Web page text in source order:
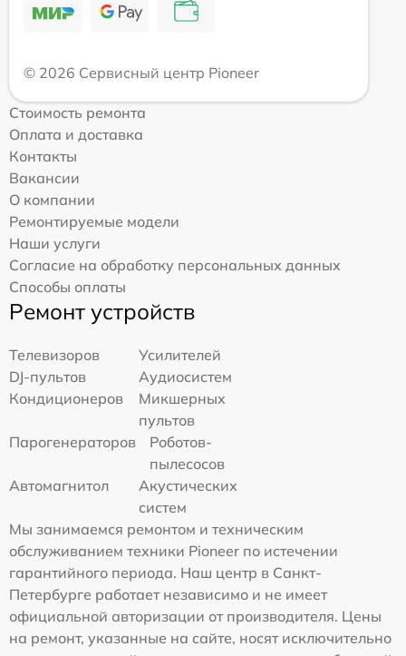
© 2026 Сервисный центр Pioneer
Стоимость ремонта
Оплата и доставка
Контакты
Вакансии
О компании
Ремонтируемые модели
Наши услуги
Согласие на обработку персональных данных
Способы оплаты
Ремонт устройств
Телевизоров
Усилителей
DJ-пультов
Аудиосистем
Кондиционеров
Микшерных
пультов
Парогенераторов
Роботов-
пылесосов
Автомагнитол
Акустических
систем
Мы занимаемся ремонтом и техническим
обслуживанием техники Pioneer по истечении
гарантийного периода. Наш центр в Санкт-
Петербурге работает независимо и не имеет
официальной авторизации от производителя. Цены
на ремонт, указанные на сайте, носят исключительно